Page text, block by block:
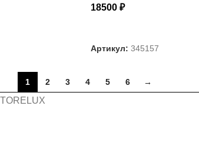
18500 ₽
Артикул: 345157
1 2 3 4 5 6 →